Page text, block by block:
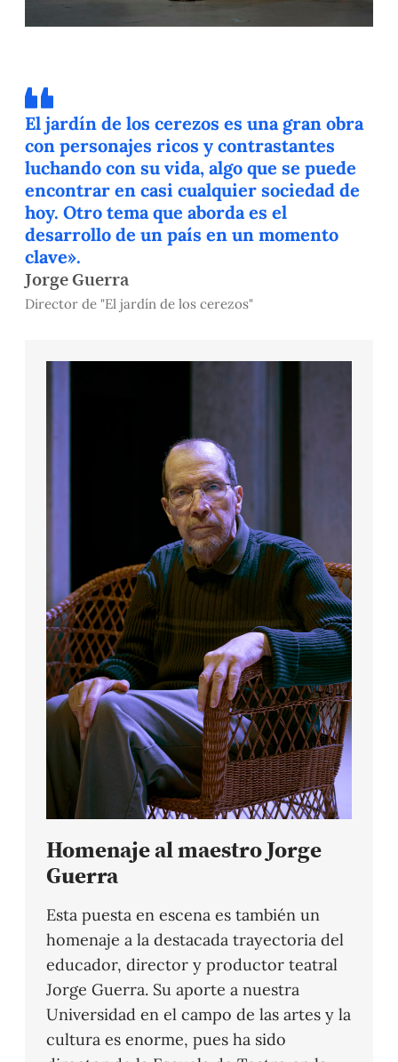
El jardín de los cerezos es una gran obra
con personajes ricos y contrastantes
luchando con su vida, algo que se puede
encontrar en casi cualquier sociedad de
hoy. Otro tema que aborda es el
desarrollo de un país en un momento
clave».
Jorge Guerra
Director de "El jardín de los cerezos"
Homenaje al maestro Jorge
Guerra
Esta puesta en escena es también un
homenaje a la destacada trayectoria del
educador, director y productor teatral
Jorge Guerra. Su aporte a nuestra
Universidad en el campo de las artes y la
cultura es enorme, pues ha sido